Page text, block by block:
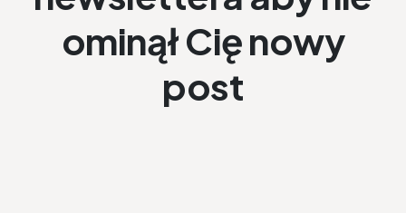
ominął Cię nowy
post